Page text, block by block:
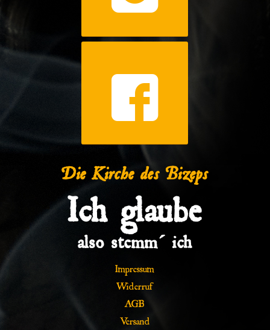
Die Kirche des Bizeps
Ich glaube
also stemm´ ich
Impressum
Widerruf
AGB
Versand